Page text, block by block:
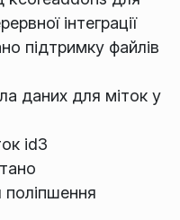
інтеграції
підтримку файлів
даних для міток у
id3